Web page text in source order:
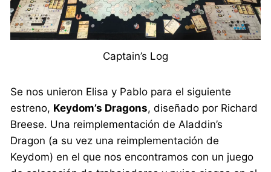
Captain’s Log
Se nos unieron Elisa y Pablo para el siguiente
estreno, Keydom’s Dragons, diseñado por Richard
Breese. Una reimplementación de Aladdin’s
Dragon (a su vez una reimplementación de
Keydom) en el que nos encontramos con un juego